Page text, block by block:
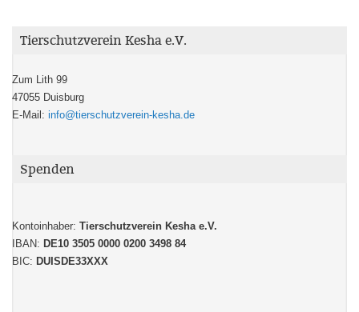
Tierschutzverein Kesha e.V.
Zum Lith 99
47055 Duisburg
E-Mail: info@tierschutzverein-kesha.de
Spenden
Kontoinhaber: Tierschutzverein Kesha e.V.
IBAN: DE10 3505 0000 0200 3498 84
BIC: DUISDE33XXX